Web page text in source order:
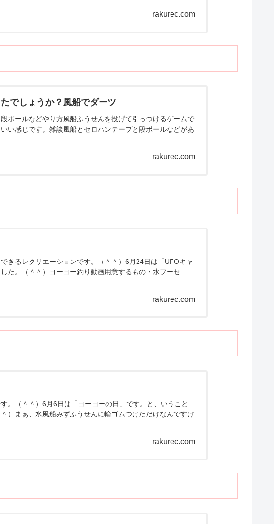
rakurec.com
でしょうか？風船でダーツ
ボールなどやり方風船ふうせんを投げて引っつけるゲームで
い感じです。雑談風船とセロハンテープと段ボールなどがあ
rakurec.com
きるレクリエーションです。（＾＾）6月24日は「UFOキャ
。（＾＾）ヨーヨー釣り動画用意するもの・水フーセ
rakurec.com
。（＾＾）6月6日は「ヨーヨーの日」です。と、いうこと
まぁ、水風船みずふうせんに輪ゴムつけただけなんですけ
rakurec.com